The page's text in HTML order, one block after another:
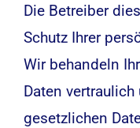
Die Betreiber
Schutz Ihrer
Wir behandeln
Daten
gesetzlichen